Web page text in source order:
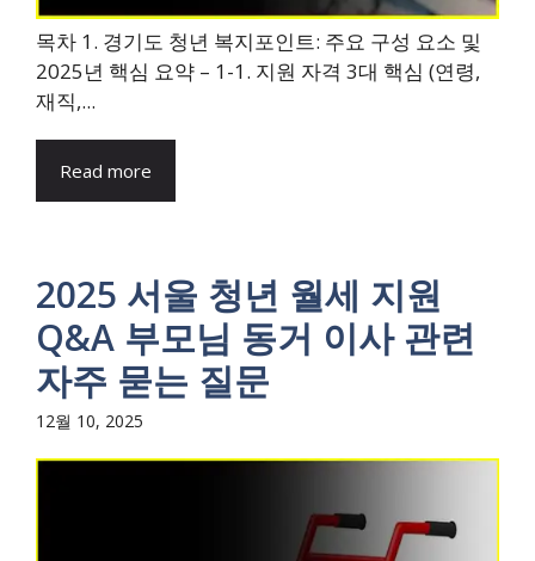
목차 1. 경기도 청년 복지포인트: 주요 구성 요소 및
2025년 핵심 요약 – 1-1. 지원 자격 3대 핵심 (연령,
재직,...
Read more
2025 서울 청년 월세 지원
Q&A 부모님 동거 이사 관련
자주 묻는 질문
12월 10, 2025